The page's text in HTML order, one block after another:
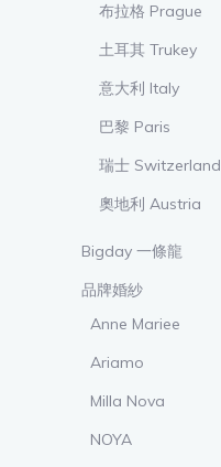
布拉格 Prague
土耳其 Trukey
意大利 Italy
巴黎 Paris
瑞士 Switzerland
奧地利 Austria
Bigday 一條龍
品牌婚紗
Anne Mariee
Ariamo
Milla Nova
NOYA